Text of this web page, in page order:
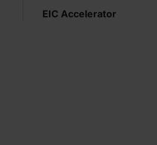
EIC Accelerator